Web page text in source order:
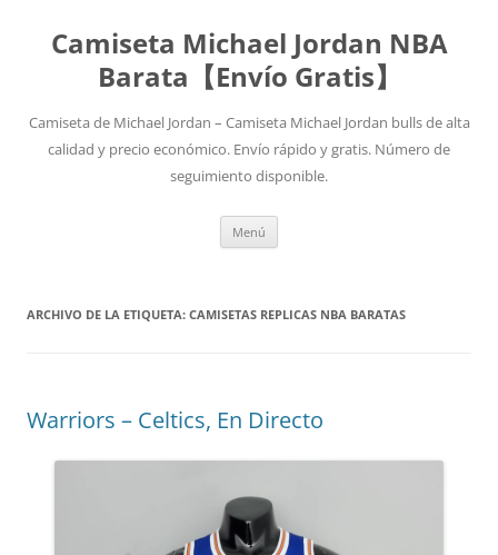
Camiseta Michael Jordan NBA
Barata【Envío Gratis】
Camiseta de Michael Jordan – Camiseta Michael Jordan bulls de alta
calidad y precio económico. Envío rápido y gratis. Número de
seguimiento disponible.
Menú
ARCHIVO DE LA ETIQUETA: CAMISETAS REPLICAS NBA BARATAS
Warriors – Celtics, En Directo